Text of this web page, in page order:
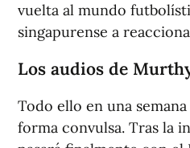
vuelta al mundo
singapurense a
Los audios de
Todo ello en una
forma convulsa. Tras la